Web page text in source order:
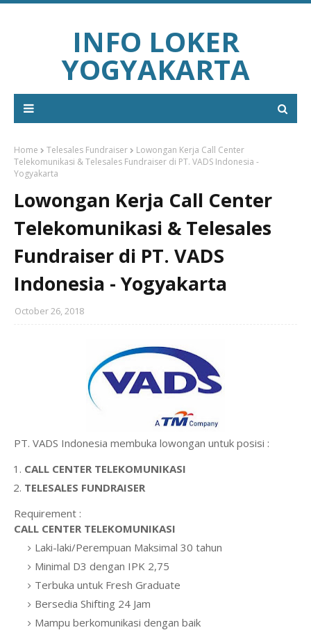
INFO LOKER
YOGYAKARTA
Home Telesales Fundraiser
Lowongan Kerja Call Center
Telekomunikasi & Telesales Fundraiser di PT. VADS Indonesia -
Yogyakarta
Lowongan Kerja Call Center
Telekomunikasi & Telesales
Fundraiser di PT. VADS
Indonesia - Yogyakarta
October 26, 2018
PT. VADS Indonesia membuka lowongan untuk posisi :
CALL CENTER TELEKOMUNIKASI
TELESALES FUNDRAISER
Requirement :
CALL CENTER TELEKOMUNIKASI
Laki-laki/Perempuan Maksimal 30 tahun
Minimal D3 dengan IPK 2,75
Terbuka untuk Fresh Graduate
Bersedia Shifting 24 Jam
Mampu berkomunikasi dengan baik